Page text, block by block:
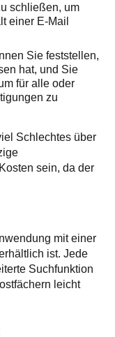
schließen, um
einer E-Mail
Sie feststellen,
hat, und Sie
für alle oder
zu
Schlechtes über
sein, da der
mit einer
ist. Jede
Suchfunktion
leicht